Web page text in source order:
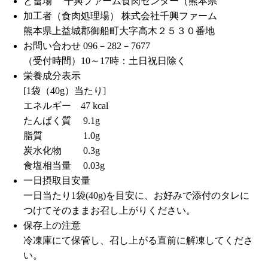
加工者（食肉処理場） 株式会社千興ファーム
熊本県上益城郡御船町大字高木２５３０番地
お問い合わせ 096－282－7677
（受付時間）10～17時：土日祝日除く
栄養成分表示
[1袋（40g）当たり]
エネルギー 47 kcal
たんぱく質 9.1g
脂質 1.0g
炭水化物 0.3g
食塩相当量 0.03g
一日摂取目安量
一日当たり1袋(40g)を目安に、お好みで添付のタレに
つけてそのままお召し上がりください。
保存上の注意
冷凍庫にて保管し、召し上がる直前に解凍してくださ
い。